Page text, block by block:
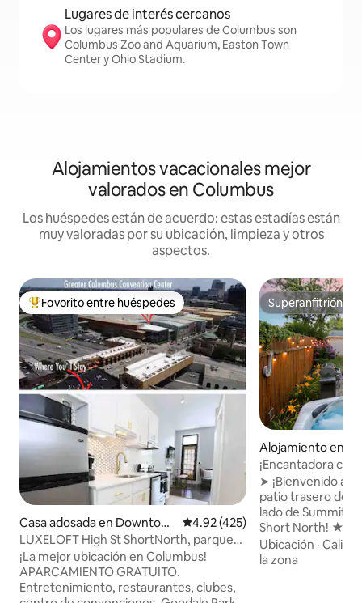
Lugares de interés cercanos
Los lugares más populares de Columbus son
Columbus Zoo and Aquarium, Easton Town
Center y Ohio Stadium.
Alojamientos vacacionales mejor
valorados en Columbus
Los huéspedes están de acuerdo: estas estadías están
muy valoradas por su ubicación, limpieza y otros
aspectos.
Favorito entre huéspedes preferido
Favorito entre huéspedes
Casa adosada en Downtow
n Columbus
Calificación promedio: 4.92 de
4.92 (425)
LUXELOFT High St ShortNorth, parque
gratuito, azotea, patio
¡La mejor ubicación en Columbus!
APARCAMIENTO GRATUITO.
Entretenimiento, restaurantes, clubes,
Superanfitrión
Superanfitrión
Alojamiento en
¡Encantadora
estacionamiento,
de OSU
➤ ¡Bienvenido a
patio trasero de
lado de Summit
Short North! ★ Sumérgete en la bañera
de hidromasaje
estira un sofá
Ubicación ·
la zona